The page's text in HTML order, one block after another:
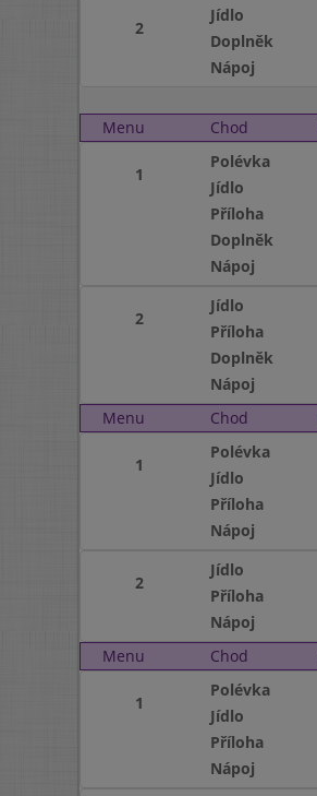
2
Jídlo
Doplněk
Nápoj
Menu
Chod
1
Polévka
Jídlo
Příloha
Doplněk
Nápoj
2
Jídlo
Příloha
Doplněk
Nápoj
Menu
Chod
1
Polévka
Jídlo
Příloha
Nápoj
2
Jídlo
Příloha
Nápoj
Menu
Chod
1
Polévka
Jídlo
Příloha
Nápoj